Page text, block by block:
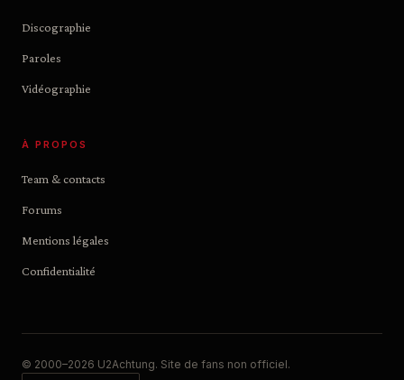
Discographie
Paroles
Vidéographie
À PROPOS
Team & contacts
Forums
Mentions légales
Confidentialité
© 2000–2026 U2Achtung. Site de fans non officiel.